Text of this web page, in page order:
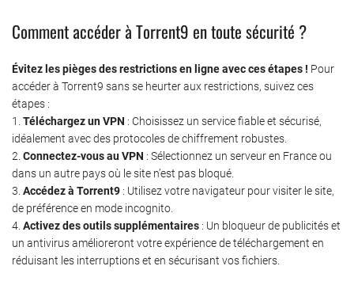
Comment accéder à Torrent9 en toute sécurité ?
Évitez les pièges des restrictions en ligne avec ces étapes ! Pour
accéder à Torrent9 sans se heurter aux restrictions, suivez ces
étapes :
1. Téléchargez un VPN : Choisissez un service fiable et sécurisé,
idéalement avec des protocoles de chiffrement robustes.
2. Connectez-vous au VPN : Sélectionnez un serveur en France ou
dans un autre pays où le site n’est pas bloqué.
3. Accédez à Torrent9 : Utilisez votre navigateur pour visiter le site,
de préférence en mode incognito.
4. Activez des outils supplémentaires : Un bloqueur de publicités et
un antivirus amélioreront votre expérience de téléchargement en
réduisant les interruptions et en sécurisant vos fichiers.